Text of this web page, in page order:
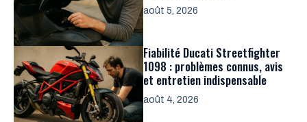
août 5, 2026
Fiabilité Ducati Streetfighter
1098 : problèmes connus, avis
et entretien indispensable
août 4, 2026